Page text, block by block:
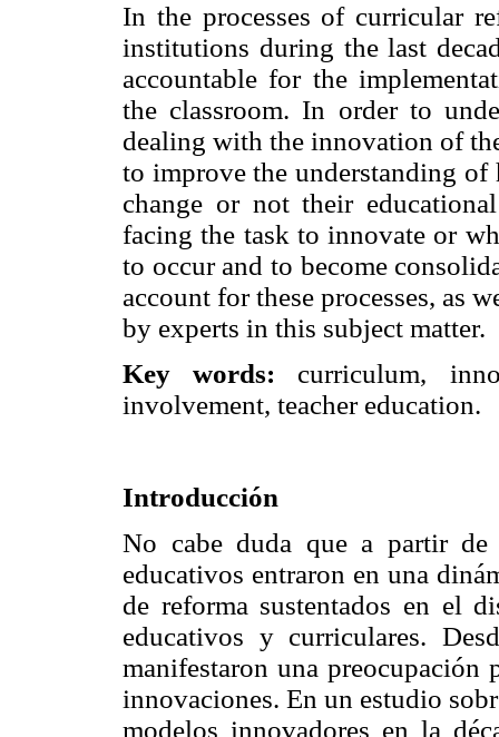
In the processes of curricular
institutions during the last
accountable for the
the classroom. In order to
dealing with the innovation of
to improve the understanding of
change or not their
facing the task to innovate or
to occur and to become
account for these processes, as
by experts in this subject matter.
Key words: curriculum,
involvement, teacher education.
Introducción
No cabe duda que a partir de
educativos entraron en una
de reforma sustentados en el
educativos y curriculares.
manifestaron una
innovaciones. En un estudio
modelos innovadores en la